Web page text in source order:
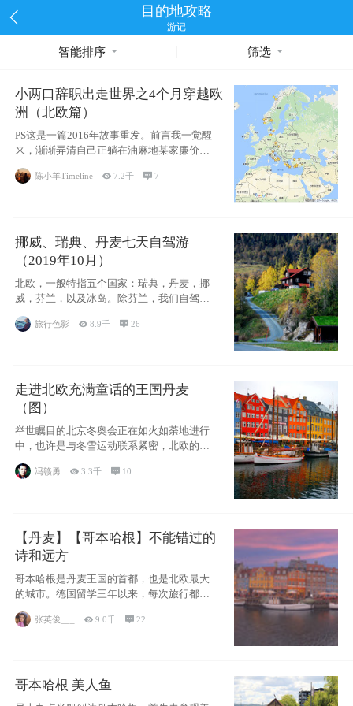
目的地攻略
游记
智能排序 筛选
小两口辞职出走世界之4个月穿越欧
洲（北欧篇）
PS这是一篇2016年故事重发。前言我一觉醒
来，渐渐弄清自己正躺在油麻地某家廉价宾
馆
陈小羊Timeline 7.2千 7
挪威、瑞典、丹麦七天自驾游
（2019年10月）
北欧，一般特指五个国家：瑞典，丹麦，挪
威，芬兰，以及冰岛。除芬兰，我们自驾游
旅行色影 8.9千 26
走进北欧充满童话的王国丹麦
（图）
举世瞩目的北京冬奥会正在如火如荼地进行
中，也许是与冬雪运动联系紧密，北欧的一
些国家因
冯赣勇 3.3千  10
【丹麦】【哥本哈根】不能错过的
诗和远方
哥本哈根是丹麦王国的首都，也是北欧最大
的城市。德国留学三年以来，每次旅行都是
张英俊___ 9.0千 22
哥本哈根 美人鱼